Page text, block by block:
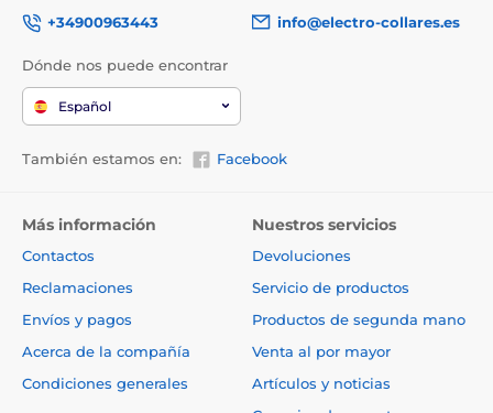
+34900963443
info@electro-collares.es
Dónde nos puede encontrar
Español
También estamos en: Facebook
Más información
Contactos
Reclamaciones
Envíos y pagos
Acerca de la compañía
Condiciones generales
Nuestros servicios
Devoluciones
Servicio de productos
Productos de segunda mano
Venta al por mayor
Artículos y noticias